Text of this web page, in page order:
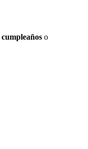
cumpleaños o